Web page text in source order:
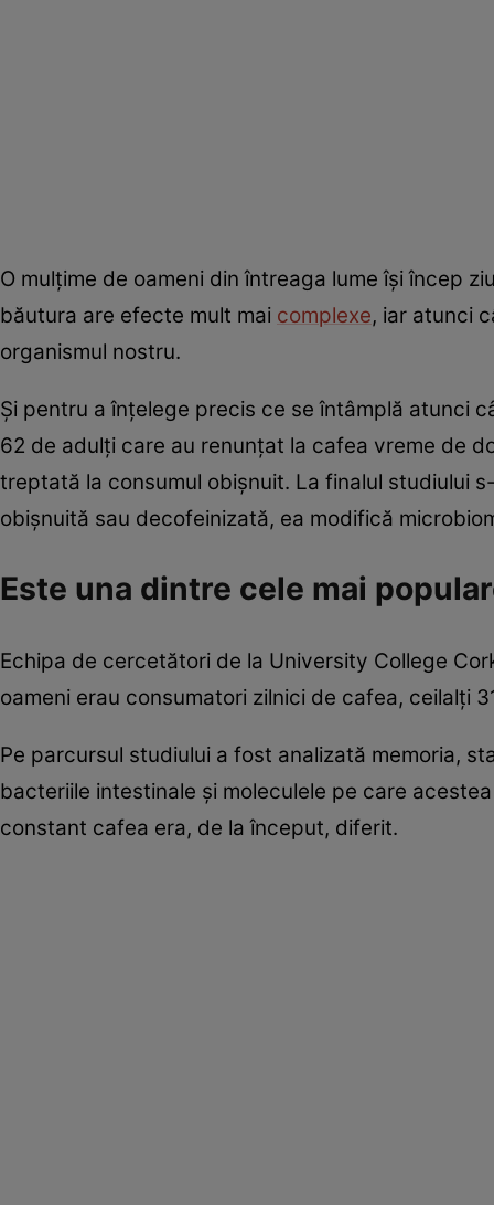
O mulțime de oameni din întreaga lume își încep
băutura are efecte mult mai complexe, iar atunci
organismul nostru.
Și pentru a înțelege precis ce se întâmplă atunci
62 de adulți care au renunțat la cafea vreme de
treptată la consumul obișnuit. La finalul studiului
obișnuită sau decofeinizată, ea modifică
Este una dintre cele mai
Echipa de cercetători de la University College
oameni erau consumatori zilnici de cafea, ceilalți
Pe parcursul studiului a fost analizată memoria,
bacteriile intestinale și moleculele pe care
constant cafea era, de la început, diferit.